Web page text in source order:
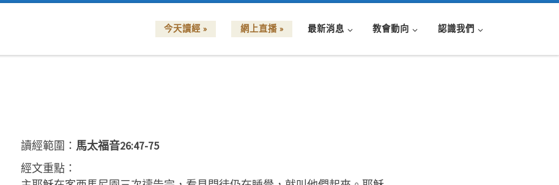
今天讀經 » 網上直播 » 最新消息 教會動向 認識我們
讀經範圍： 馬太福音26:47-75
經文重點：